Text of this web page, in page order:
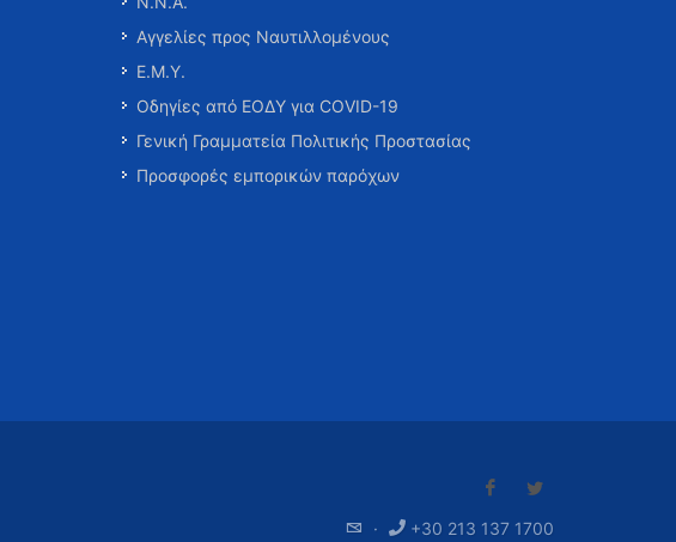
Αγγελίες προς Ναυτιλλομένους
Ε.Μ.Υ.
Οδηγίες από ΕΟΔΥ για COVID-19
Γενική Γραμματεία Πολιτικής Προστασίας
Προσφορές εμπορικών παρόχων
· +30 213 137 1700